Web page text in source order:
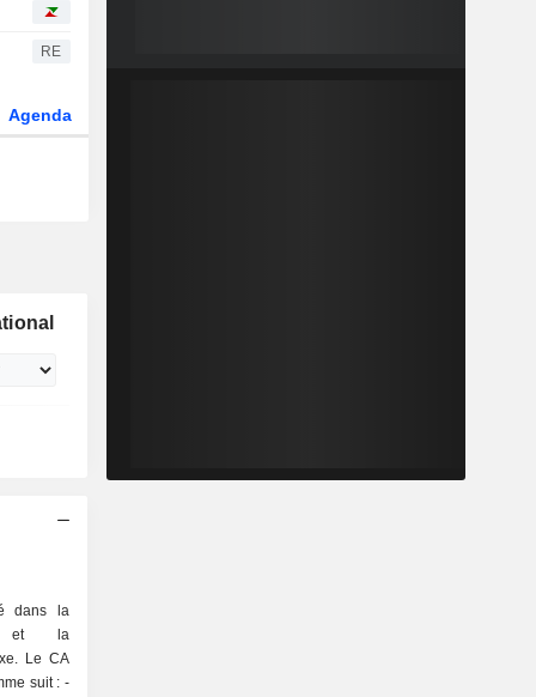
RE
Agenda
dans la
et la
Le CA
suit : -